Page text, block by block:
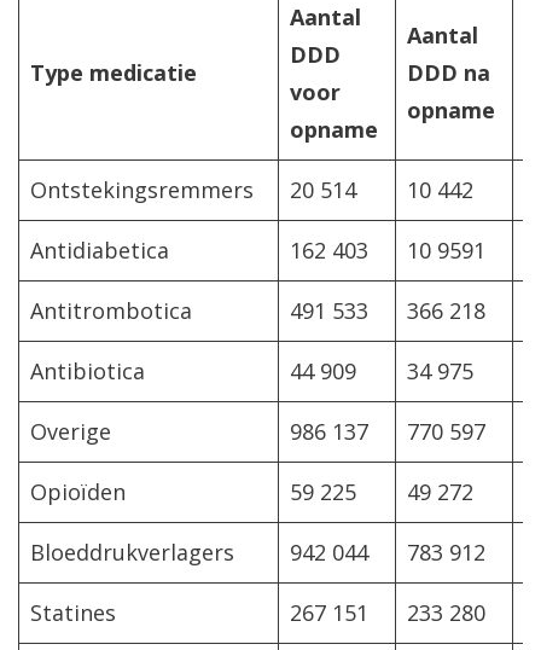
Type medicatie
Aantal
DDD
voor
opname
Aantal
DDD na
opname
Ontstekingsremmers 20 514 10 442
Antidiabetica 162 403 10 9591
Antitrombotica 491 533 366 218
Antibiotica 44 909 34 975
Overige 986 137 770 597
Opioïden 59 225 49 272
Bloeddrukverlagers 942 044 783 912
Statines 267 151 233 280